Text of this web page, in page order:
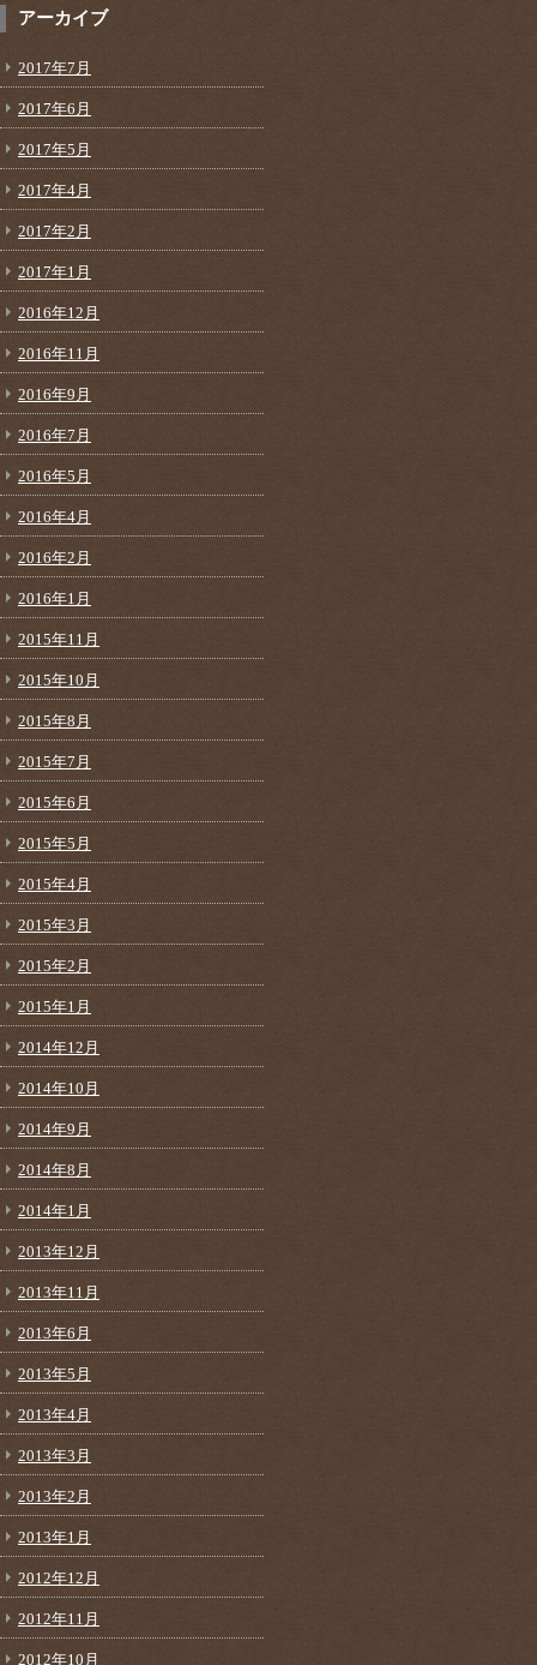
アーカイブ
2017年7月
2017年6月
2017年5月
2017年4月
2017年2月
2017年1月
2016年12月
2016年11月
2016年9月
2016年7月
2016年5月
2016年4月
2016年2月
2016年1月
2015年11月
2015年10月
2015年8月
2015年7月
2015年6月
2015年5月
2015年4月
2015年3月
2015年2月
2015年1月
2014年12月
2014年10月
2014年9月
2014年8月
2014年1月
2013年12月
2013年11月
2013年6月
2013年5月
2013年4月
2013年3月
2013年2月
2013年1月
2012年12月
2012年11月
2012年10月